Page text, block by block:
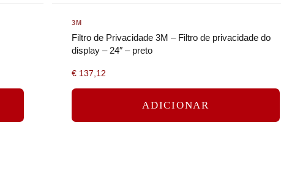
3M
Filtro de Privacidade 3M – Filtro de privacidade do
display – 24″ – preto
€137,12
ADICIONAR